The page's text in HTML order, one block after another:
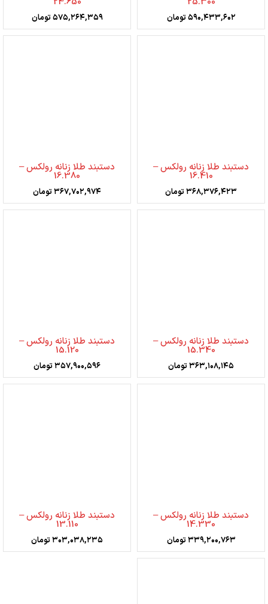
۵۹۰,۴۳۳,۶۰۲تومان ۵۷۵,۲۶۴,۳۵۹تومان
دستبند طلا زنانه رولکس –
16.410
۳۶۸,۳۷۶,۴۲۳تومان
دستبند طلا زنانه رولکس –
16.380
۳۶۷,۷۰۲,۹۷۴تومان
دستبند طلا زنانه رولکس –
15.340
۳۶۳,۱۰۸,۱۴۵تومان
دستبند طلا زنانه رولکس –
15.120
۳۵۷,۹۰۰,۵۹۶تومان
دستبند طلا زنانه رولکس –
14.330
۳۳۹,۲۰۰,۷۶۳تومان
دستبند طلا زنانه رولکس –
13.110
۳۰۳,۰۳۸,۲۳۵تومان